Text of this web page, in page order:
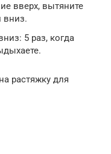
вверх, вытяните
вниз.
5 раз, когда
растяжку для